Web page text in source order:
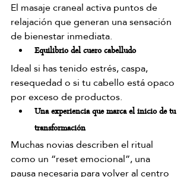
El masaje craneal activa puntos de
relajación que generan una sensación
de bienestar inmediata.
Equilibrio del cuero cabelludo
Ideal si has tenido estrés, caspa,
resequedad o si tu cabello está opaco
por exceso de productos.
Una experiencia que marca el inicio de tu
transformación
Muchas novias describen el ritual
como un “reset emocional”, una
pausa necesaria para volver al centro